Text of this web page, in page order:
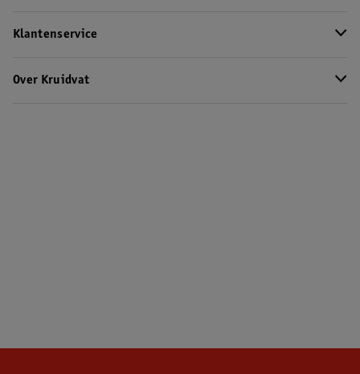
Klantenservice
Over Kruidvat